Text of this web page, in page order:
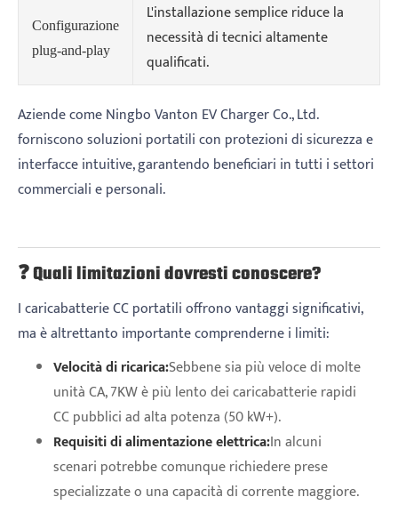
Configurazione
plug-and-play
L'installazione semplice riduce la
necessità di tecnici altamente
qualificati.
Aziende come Ningbo Vanton EV Charger Co., Ltd.
forniscono soluzioni portatili con protezioni di sicurezza e
interfacce intuitive, garantendo beneficiari in tutti i settori
commerciali e personali.
❓ Quali limitazioni dovresti conoscere?
I caricabatterie CC portatili offrono vantaggi significativi,
ma è altrettanto importante comprenderne i limiti:
Velocità di ricarica:Sebbene sia più veloce di molte
unità CA, 7KW è più lento dei caricabatterie rapidi
CC pubblici ad alta potenza (50 kW+).
Requisiti di alimentazione elettrica:In alcuni
scenari potrebbe comunque richiedere prese
specializzate o una capacità di corrente maggiore.